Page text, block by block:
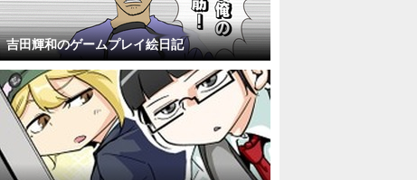
吉田輝和のゲームプレイ絵日記